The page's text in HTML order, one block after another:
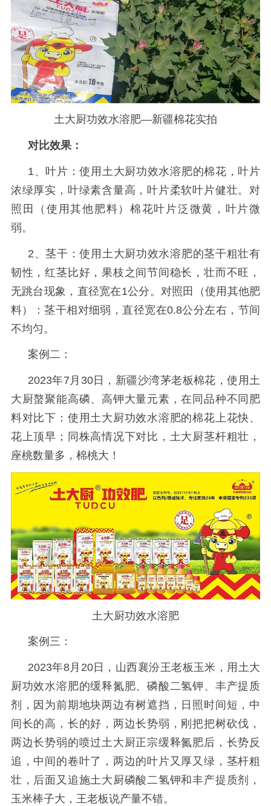
土大厨功效水溶肥—新疆棉花实拍
对比效果：
1、叶片：使用土大厨功效水溶肥的棉花，叶片
浓绿厚实，叶绿素含量高，叶片柔软叶片健壮。对
照田（使用其他肥料）棉花叶片泛微黄，叶片微
弱。
2、茎干：使用土大厨功效水溶肥的茎干粗壮有
韧性，红茎比好，果枝之间节间稳长，壮而不旺，
无跳台现象，直径宽在1公分。对照田
（使用其他肥
料）
：茎干相对细弱，直径宽在0.8公分左右，节间
不均匀 。
案例二：
2023年7月30日，新疆沙湾茅老板棉花，使用土
大厨螯聚能高磷、高钾大量元素，在同品种不同肥
料对比下：使用土大厨功效水溶肥的棉花上花快、
花上顶早；同株高情况下对比，土大厨茎杆粗壮，
座桃数量多，棉桃大！
土大厨功效水溶肥
案例三：
2023年8月20日，山西襄汾王老板玉米，用土大
厨功效水溶肥的缓释氮肥、磷酸二氢钾、丰产提质
剂，因为前期地块两边有树遮挡，日照时间短，中
间长的高，长的好，两边长势弱，刚把把树砍伐，
两边长势弱的喷过土大厨正宗缓释氮肥后，长势反
追，中间的卷叶了，两边的叶片又厚又绿，茎杆粗
壮，后面又追施土大厨磷酸二氢钾和丰产提质剂，
玉米棒子大，王老板说产量不错。